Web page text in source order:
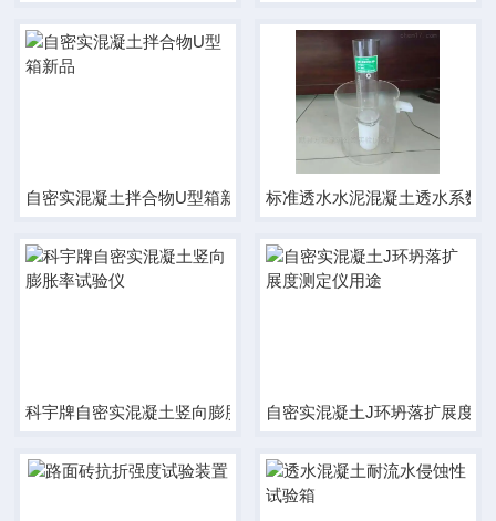
自密实混凝土拌合物U型箱新品 标准透水水泥混凝土透水系数
科宇牌自密实混凝土竖向膨胀率试验仪自密实混凝土J环坍落扩展度测